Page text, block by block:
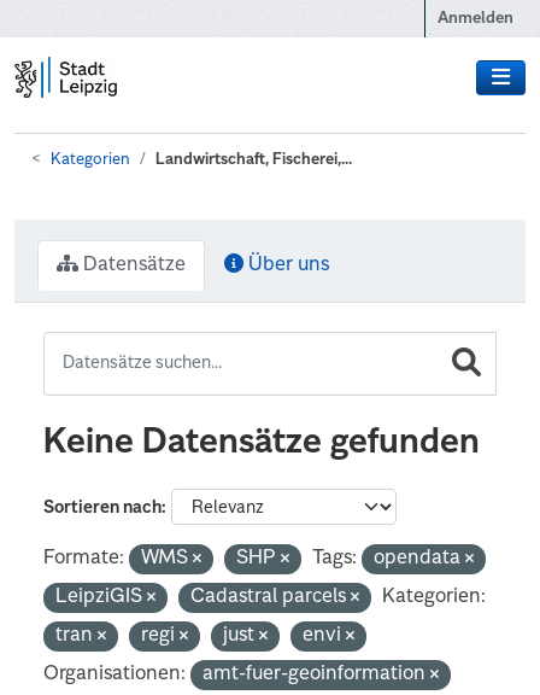
Anmelden
Kategorien Landwirtschaft, Fischerei,...
Datensätze Über uns
Keine Datensätze gefunden
Sortieren nach
Formate: WMS SHP Tags:
opendata
LeipziGIS
Cadastral parcels
Kategorien:
tran
regi just
envi
Organisationen:
amt-fuer-geoinformation